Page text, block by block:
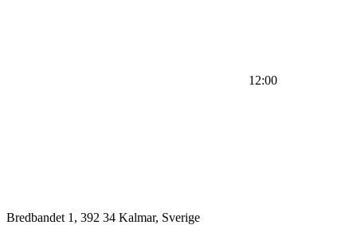
12:00
Bredbandet 1, 392 34 Kalmar, Sverige